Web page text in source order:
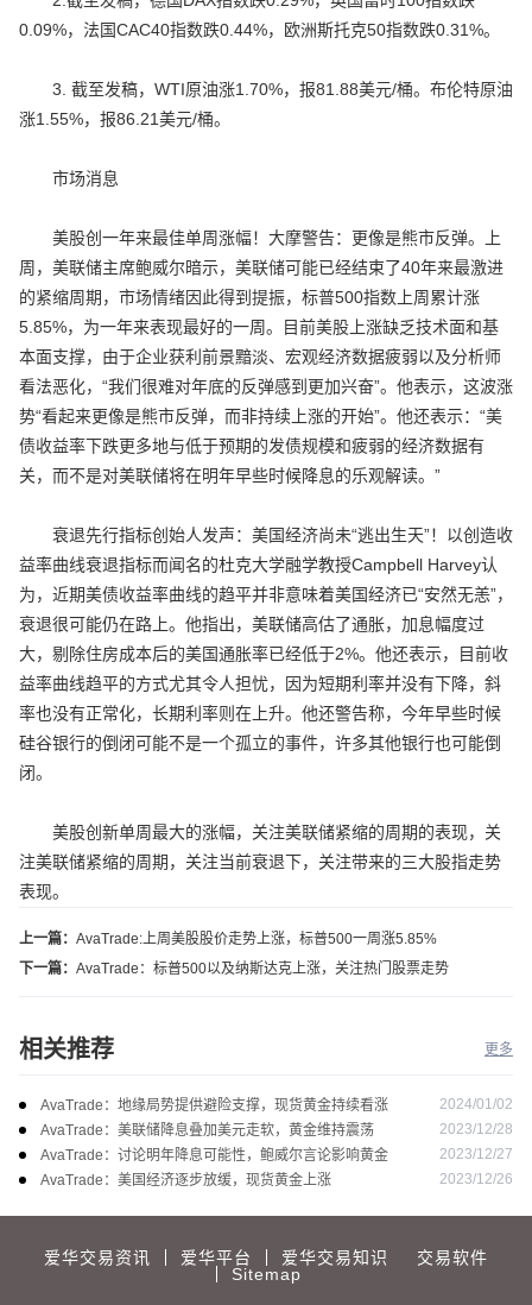
0.09%，法国CAC40指数跌0.44%，欧洲斯托克50指数跌0.31%。
3. 截至发稿，WTI原油涨1.70%，报81.88美元/桶。布伦特原油
涨1.55%，报86.21美元/桶。
市场消息
美股创一年来最佳单周涨幅！大摩警告：更像是熊市反弹。上
周，美联储主席鲍威尔暗示，美联储可能已经结束了40年来最激进
的紧缩周期，市场情绪因此得到提振，标普500指数上周累计涨
5.85%，为一年来表现最好的一周。目前美股上涨缺乏技术面和基
本面支撑，由于企业获利前景黯淡、宏观经济数据疲弱以及分析师
看法恶化，“我们很难对年底的反弹感到更加兴奋”。他表示，这波涨
势“看起来更像是熊市反弹，而非持续上涨的开始”。他还表示：“美
债收益率下跌更多地与低于预期的发债规模和疲弱的经济数据有
关，而不是对美联储将在明年早些时候降息的乐观解读。”
衰退先行指标创始人发声：美国经济尚未“逃出生天”！以创造收
益率曲线衰退指标而闻名的杜克大学融学教授Campbell Harvey认
为，近期美债收益率曲线的趋平并非意味着美国经济已“安然无恙”，
衰退很可能仍在路上。他指出，美联储高估了通胀，加息幅度过
大，剔除住房成本后的美国通胀率已经低于2%。他还表示，目前收
益率曲线趋平的方式尤其令人担忧，因为短期利率并没有下降，斜
率也没有正常化，长期利率则在上升。他还警告称，今年早些时候
硅谷银行的倒闭可能不是一个孤立的事件，许多其他银行也可能倒
闭。
美股创新单周最大的涨幅，关注美联储紧缩的周期的表现，关
注美联储紧缩的周期，关注当前衰退下，关注带来的三大股指走势
表现。
上一篇： AvaTrade:上周美股股价走势上涨，标普500一周涨5.85%
下一篇： AvaTrade：标普500以及纳斯达克上涨，关注热门股票走势
相关推荐 更多
AvaTrade：地缘局势提供避险支撑，现货黄金持续看涨
2024/01/02
AvaTrade：美联储降息叠加美元走软，黄金维持震荡
2023/12/28
AvaTrade：讨论明年降息可能性，鲍威尔言论影响黄金
2023/12/27
AvaTrade：美国经济逐步放缓，现货黄金上涨
2023/12/26
爱华交易资讯 爱华平台 爱华交易知识
交易软件
Sitemap